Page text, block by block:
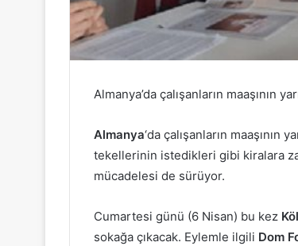
Almanya’da çalışanların maaşının
Almanya‘da çalışanların maaşının
tekellerinin istedikleri gibi kiralara
mücadelesi de sürüyor.
Cumartesi günü (6 Nisan) bu kez
sokağa çıkacak. Eylemle ilgili Dom